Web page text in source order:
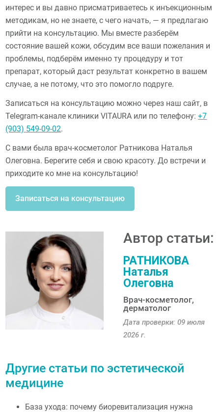
интерес и вы давно присматриваетесь к инъекционным
методикам, но не знаете, с чего начать, — я предлагаю
прийти на консультацию. Мы вместе разберём
состояние вашей кожи, обсудим все ваши пожелания и
проблемы, подберём именно ту процедуру и тот
препарат, который даст результат конкретно в вашем
случае, а не потому, что это помогло подруге.
Записаться на консультацию можно через наш сайт, в
Telegram-канале клиники VITAURA или по телефону:+7
(903) 549-09-02.
С вами была врач-косметолог Ратникова Наталья
Олеговна. Берегите себя и свою красоту. До встречи и
приходите ко мне на консультацию!
Записаться на консультацию
Автор статьи:
РАТНИКОВА
Наталья
Олеговна
Врач-косметолог,
дерматолог
Дата проверки: 09 июля
2026 г.
Другие статьи по эстетической
медицине
База ухода: почему биоревитализация нужна